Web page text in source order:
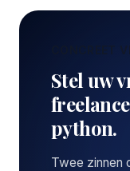
CONCREET
Stel uw
python.
Twee zinnen